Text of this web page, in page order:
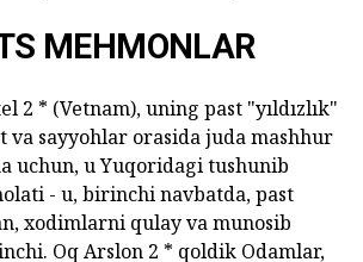
MEHMONLAR
2 * (Vetnam), uning past "yıldızlık"
va sayyohlar orasida juda mashhur
uchun, u Yuqoridagi tushunib
- u, birinchi navbatda, past
xodimlarni qulay va munosib
Oq Arslon 2 * qoldik Odamlar,